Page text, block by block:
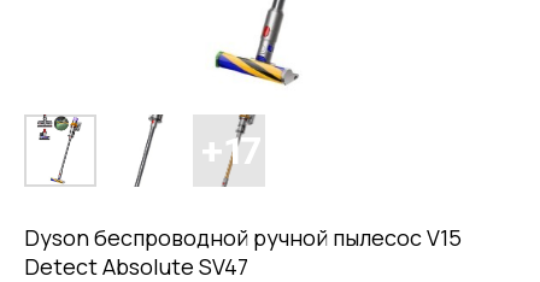
Dyson беспроводной ручной пылесос V15
Detect Absolute SV47